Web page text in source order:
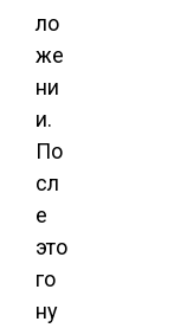
ло
же
ни
и.
По
сл
е
это
го
ну